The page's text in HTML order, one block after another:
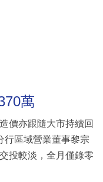
萬
價亦跟隨大市持續回
行區域營業董事黎宗
投較淡，全月僅錄零